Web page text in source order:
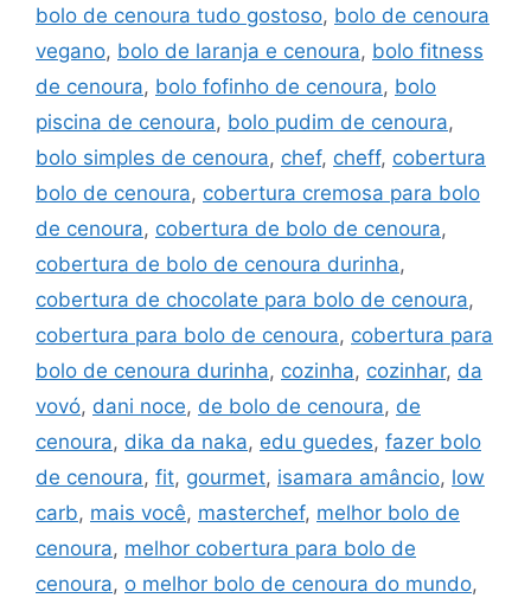
bolo de cenoura tudo gostoso, bolo de cenoura
vegano, bolo de laranja e cenoura, bolo fitness
de cenoura, bolo fofinho de cenoura, bolo
piscina de cenoura, bolo pudim de cenoura,
bolo simples de cenoura, chef, cheff, cobertura
bolo de cenoura, cobertura cremosa para bolo
de cenoura, cobertura de bolo de cenoura,
cobertura de bolo de cenoura durinha,
cobertura de chocolate para bolo de cenoura,
cobertura para bolo de cenoura, cobertura para
bolo de cenoura durinha, cozinha, cozinhar, da
vovó, dani noce, de bolo de cenoura, de
cenoura, dika da naka, edu guedes, fazer bolo
de cenoura, fit, gourmet, isamara amâncio, low
carb, mais você, masterchef, melhor bolo de
cenoura, melhor cobertura para bolo de
cenoura, o melhor bolo de cenoura do mundo,